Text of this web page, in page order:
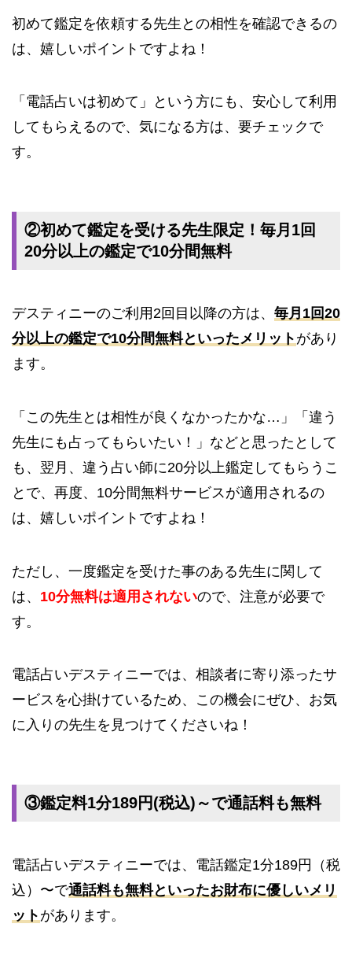
初めて鑑定を依頼する先生との相性を確認できるの
は、嬉しいポイントですよね！
「電話占いは初めて」という方にも、安心して利用
してもらえるので、気になる方は、要チェックで
す。
②初めて鑑定を受ける先生限定！毎月1回
20分以上の鑑定で10分間無料
デスティニーのご利用2回目以降の方は、 毎月1回20
分以上の鑑定で10分間無料といったメリット があり
ます。
「この先生とは相性が良くなかったかな…」「違う
先生にも占ってもらいたい！」などと思ったとして
も、翌月、違う占い師に20分以上鑑定してもらうこ
とで、再度、10分間無料サービスが適用されるの
は、嬉しいポイントですよね！
ただし、一度鑑定を受けた事のある先生に関して
は、 10分無料は適用されないので、注意が必要で
す。
電話占いデスティニーでは、相談者に寄り添ったサ
ービスを心掛けているため、この機会にぜひ、お気
に入りの先生を見つけてくださいね！
③鑑定料1分189円(税込)～で通話料も無料
電話占いデスティニーでは、電話鑑定1分189円（税
込）〜で通話料も無料といったお財布に優しいメリ
ット があります。